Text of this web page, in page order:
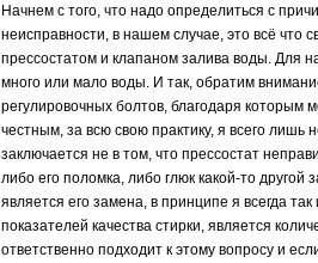
Начнем с того, что надо определиться с
неисправности, в нашем случае, это всё что
прессостатом и клапаном залива воды. Для
много или мало воды. И так, обратим
регулировочных болтов, благодаря которым
честным, за всю свою практику, я всего лишь
заключается не в том, что прессостат
либо его поломка, либо глюк какой-то другой
является его замена, в принципе я всегда
показателей качества стирки, является
ответственно подходит к этому вопросу и